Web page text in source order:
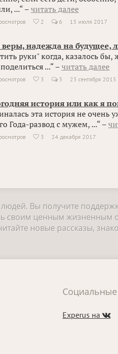
...“ –читать далее
 2 6 15 июля 2017
веры, надежда на будущее,
руки" когда, казалось бы,
...“ – читать далее
 3 3 23 сентября 2015
история или как я
эта история не очень
Года-развод с мужем, ...“ –
 3 24 декабря 2017
Вы получите
своим ценным жизненным
новые рассказы,
Социальные
Experus на 